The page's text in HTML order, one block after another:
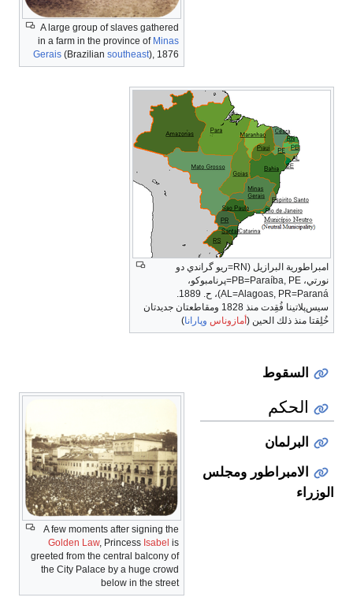
A large group of slaves gathered
in a farm in the province of Minas
Gerais (Brazilian southeast), 1876
امبراطورية البرازيل (RN=ريو گراندي دو
نورتي، PB=Paraíba, PE=پرنامبوكو،
AL=Alagoas, PR=Paraná)، ح. 1889.
سيس‌پلاتينا فُقِدت منذ 1828 ومقاطعتان جديدتان
خُلِقتا منذ ذلك الحين (أمازوناس وپارانا)
السقوط
A few moments after signing the
Golden Law, Princess Isabel is
greeted from the central balcony of
the City Palace by a huge crowd
below in the street
الحكم
البرلمان
الامبراطور ومجلس
الوزراء
حكم
المقاطعات